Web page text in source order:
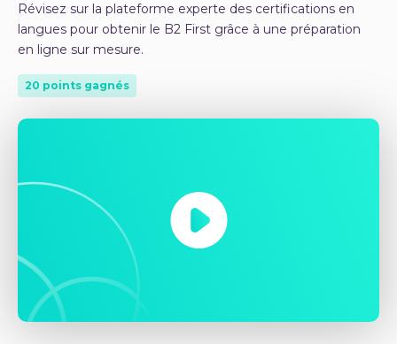
Révisez sur la plateforme experte des certifications en
langues pour obtenir le B2 First grâce à une préparation
en ligne sur mesure.
20 points gagnés